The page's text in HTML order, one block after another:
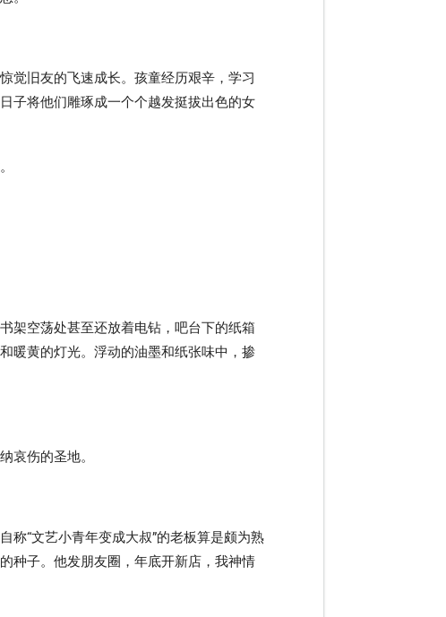
觉旧友的飞速成长。孩童经历艰辛，学习
子将他们雕琢成一个个越发挺拔出色的女
架空荡处甚至还放着电钻，吧台下的纸箱
暖黄的灯光。浮动的油墨和纸张味中，掺
哀伤的圣地。
称“文艺小青年变成大叔”的老板算是颇为熟
种子。他发朋友圈，年底开新店，我神情